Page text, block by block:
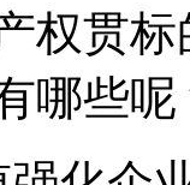
权贯
哪些呢